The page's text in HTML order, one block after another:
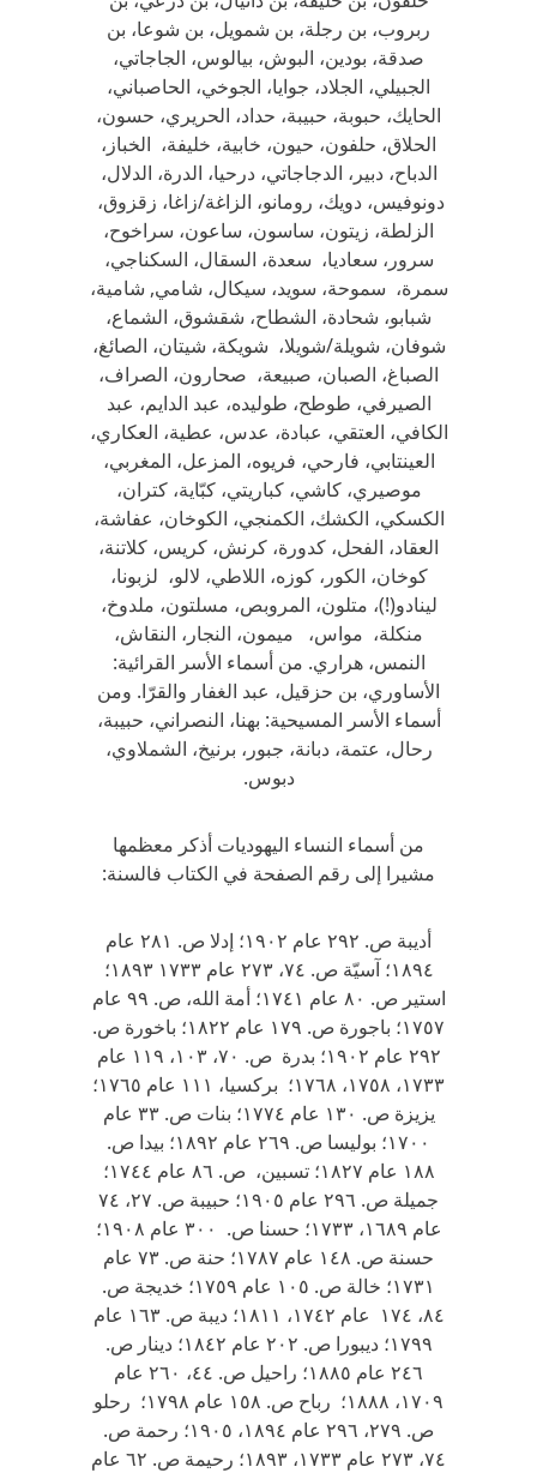
ربروب، بن رجلة، بن شمويل، بن شوعا، بن
صدقة، بودين، البوش، بيالوس، الجاجاتي،
الجبيلي، الجلاد، جوايا، الجوخي، الحاصباني،
الحايك، حبوبة، حبيبة، حداد، الحريري، حسون،
الحلاق، حلفون، حيون، خابية، خليفة، الخباز،
الدباح، دبير، الدجاجاتي، درحيا، الدرة، الدلال،
دونوفيس، دويك، رومانو، الزاغة/زاغا، زقزوق،
الزلطة، زيتون، ساسون، ساعون، سراخوح،
سرور، سعاديا، سعدة، السقال، السكناجي،
سمرة، سموحة، سويد، سيكال، شامي, شامية،
شبابو، شحادة، الشطاح، شقشوق، الشماع،
شوفان، شويلة/شويلا، شويكة، شيتان، الصائغ،
الصباغ، الصبان، صبيعة، صحارون، الصراف،
الصيرفي، طوطح، طوليده، عبد الدايم، عبد
الكافي، العتقي، عبادة، عدس، عطية، العكاري،
العينتابي، فارحي، فريوه، المزعل، المغربي،
موصيري، كاشي، كباريتي، كبّاية، كتران،
الكسكي، الكشك، الكمنجي، الكوخان، عفاشة،
العقاد، الفحل، كدورة، كرنش، كريس، كلاتنة،
كوخان، الكور، كوزه، اللاطي، لالو، لزبونا،
لينادو(!)، متلون، المروبص، مسلتون، ملدوخ،
منكلة، مواس، ميمون، النجار، النقاش،
النمس، هراري. من أسماء الأسر القرائية:
الأساوري، بن حزقيل، عبد الغفار والقرّا. ومن
أسماء الأسر المسيحية: بهنا، النصراني، حبيبة،
رحال، عتمة، دبانة، جبور، برنيخ، الشملاوي،
دبوس.
من أسماء النساء اليهوديات أذكر معظمها
مشيرا إلى رقم الصفحة في الكتاب فالسنة:
أديبة ص. ٢٩٢ عام ١٩٠٢؛ إدلا ص. ٢٨١ عام
١٨٩٤؛ آسيّة ص. ٧٤، ٢٧٣ عام ١٧٣٣ ١٨٩٣؛
استير ص. ٨٠ عام ١٧٤١؛ أمة الله، ص. ٩٩ عام
١٧٥٧؛ باجورة ص. ١٧٩ عام ١٨٢٢؛ باخورة ص.
٢٩٢ عام ١٩٠٢؛ بدرة ص. ٧٠، ١٠٣، ١١٩ عام
١٧٣٣، ١٧٥٨، ١٧٦٨؛ بركسيا، ١١١ عام ١٧٦٥؛
يزيزة ص. ١٣٠ عام ١٧٧٤؛ بنات ص. ٣٣ عام
١٧٠٠؛ بوليسا ص. ٢٦٩ عام ١٨٩٢؛ بيدا ص.
١٨٨ عام ١٨٢٧؛ تسبين، ص. ٨٦ عام ١٧٤٤؛
جميلة ص. ٢٩٦ عام ١٩٠٥؛ حبيبة ص. ٢٧، ٧٤
عام ١٦٨٩، ١٧٣٣؛ حسنا ص. ٣٠٠ عام ١٩٠٨؛
حسنة ص. ١٤٨ عام ١٧٨٧؛ حنة ص. ٧٣ عام
١٧٣١؛ خالة ص. ١٠٥ عام ١٧٥٩؛ خديجة ص.
٨٤، ١٧٤ عام ١٧٤٢، ١٨١١؛ ديبة ص. ١٦٣ عام
١٧٩٩؛ ديبورا ص. ٢٠٢ عام ١٨٤٢؛ دينار ص.
٢٤٦ عام ١٨٨٥؛ راحيل ص. ٤٤، ٢٦٠ عام
١٧٠٩، ١٨٨٨؛ رباح ص. ١٥٨ عام ١٧٩٨؛ رحلو
ص. ٢٧٩، ٢٩٦ عام ١٨٩٤، ١٩٠٥؛ رحمة ص.
٧٤، ٢٧٣ عام ١٧٣٣، ١٨٩٣؛ رحيمة ص. ٦٢ عام